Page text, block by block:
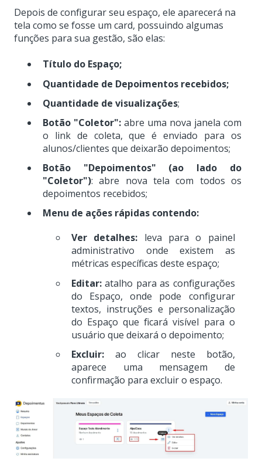
Depois de configurar seu espaço, ele aparecerá na
tela como se fosse um card, possuindo algumas
funções para sua gestão, são elas:
Título do Espaço;
Quantidade de Depoimentos recebidos;
Quantidade de visualizações;
Botão "Coletor":abre uma nova janela com
o link de coleta, que é enviado para os
alunos/clientes que deixarão depoimentos;
Botão "Depoimentos"
(ao lado do
"Coletor"): abre nova tela com todos os
depoimentos recebidos;
Menu de ações rápidas contendo:
Ver detalhes: leva para o painel
administrativo onde existem as
métricas específicas deste espaço;
Editar:atalho para as configurações
do Espaço, onde pode configurar
textos, instruções e personalização
do Espaço que ficará visível para o
usuário que deixará o depoimento;
Excluir: ao clicar neste botão,
aparece uma mensagem de
confirmação para excluir o espaço.